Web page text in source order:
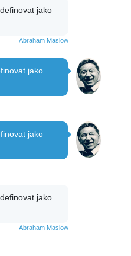
jako
Abraham Maslow
jako
jako
jako
Abraham Maslow